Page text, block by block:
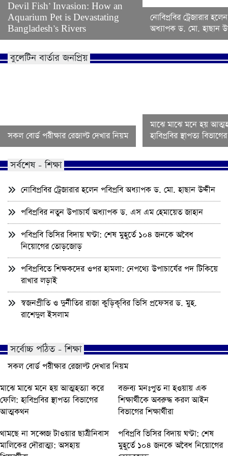
Devil Fish’ Invasion: How an
Aquarium Pet is Devastating
Bangladesh’s Rivers
নোবিপ্রবির ট্রেজারার
অধ্যাপক ড. মো. হাছান
বুলেটিন বার্তার জনপ্রিয়
সকল বোর্ড পরীক্ষার রেজাল্ট দেখার নিয়ম
মাঝে মাঝে মনে হয়
হাবিপ্রবির স্থাপত্য
সর্বশেষ - শিক্ষা
নোবিপ্রবির ট্রেজারার হলেন পবিপ্রবি অধ্যাপক ড. মো. হাছান উদ্দীন
পবিপ্রবির নতুন উপাচার্য অধ্যাপক ড. এস এম হেমায়েত জাহান
পবিপ্রবি ভিসির বিদায় ঘণ্টা: শেষ মুহূর্তে ১০৪ জনকে অবৈধ
নিয়োগের তোড়জোড়
পবিপ্রবিতে শিক্ষকদের ওপর হামলা: নেপথ্যে উপাচার্যের পদ টিকিয়ে
রাখার লড়াই
স্বজনপ্রীতি ও দুর্নীতির রাজা কুড়িকৃবির ভিসি প্রফেসর ড. মুহ.
রাশেদুল ইসলাম
সর্বোচ্চ পঠিত - শিক্ষা
সকল বোর্ড পরীক্ষার রেজাল্ট দেখার নিয়ম
মাঝে মাঝে মনে হয় আত্মহত্যা করে
ফেলি: হাবিপ্রবির স্থাপত্য বিভাগের
আত্মকথন
বক্তব্য মনঃপুত না হওয়ায় এক
শিক্ষার্থীকে অবরুদ্ধ করল আইন
বিভাগের শিক্ষার্থীরা
থামছে না সব্বেজ টাওয়ার ছাত্রীনিবাস
মালিকের দৌরাত্ম্য: অসহায়
পবিপ্রবি ভিসির বিদায় ঘণ্টা: শেষ
মুহূর্তে ১০৪ জনকে অবৈধ নিয়োগের